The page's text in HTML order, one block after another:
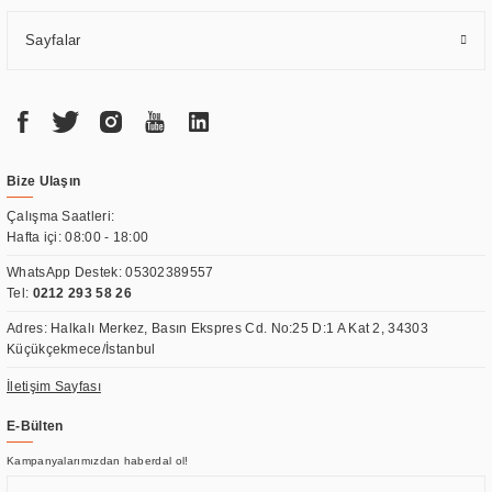
Sayfalar
Bize Ulaşın
Çalışma Saatleri:
Hafta içi: 08:00 - 18:00
WhatsApp Destek:05302389557
Tel: 0212 293 58 26
Adres: Halkalı Merkez, Basın Ekspres Cd. No:25 D:1 A Kat 2, 34303
Küçükçekmece/İstanbul
İletişim Sayfası
E-Bülten
Kampanyalarımızdan haberdal ol!